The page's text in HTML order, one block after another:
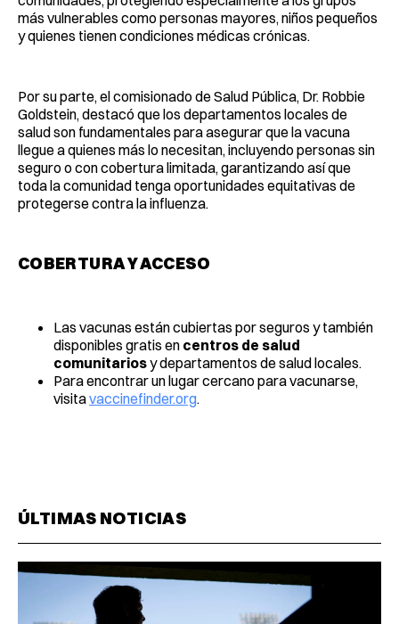
más vulnerables como personas mayores, niños pequeños
y quienes tienen condiciones médicas crónicas.
Por su parte, el comisionado de Salud Pública, Dr. Robbie
Goldstein, destacó que los departamentos locales de
salud son fundamentales para asegurar que la vacuna
llegue a quienes más lo necesitan, incluyendo personas sin
seguro o con cobertura limitada, garantizando así que
toda la comunidad tenga oportunidades equitativas de
protegerse contra la influenza.
COBERTURA Y ACCESO
Las vacunas están cubiertas por seguros y también
disponibles gratis en centros de salud
comunitariosy departamentos de salud locales.
Para encontrar un lugar cercano para vacunarse,
visitavaccinefinder.org.
ÚLTIMAS NOTICIAS